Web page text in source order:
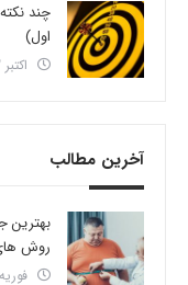
چند
اول)
اکتبر 22, 2024
آخرین مطالب
روش
فوریه 22, 2026